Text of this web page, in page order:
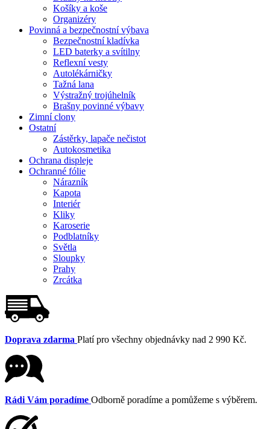
Košíky a koše
Organizéry
Povinná a bezpečnostní výbava
Bezpečnostní kladívka
LED baterky a svítilny
Reflexní vesty
Autolékárničky
Tažná lana
Výstražný trojúhelník
Brašny povinné výbavy
Zimní clony
Ostatní
Zástěrky, lapače nečistot
Autokosmetika
Ochrana displeje
Ochranné fólie
Nárazník
Kapota
Interiér
Kliky
Karoserie
Podblatníky
Světla
Sloupky
Prahy
Zrcátka
Doprava zdarma Platí pro všechny objednávky nad 2 990 Kč.
Rádi Vám poradíme Odborně poradíme a pomůžeme s výběrem.